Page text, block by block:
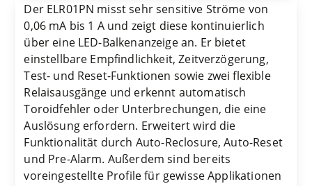
Der ELR01PN misst sehr sensitive Ströme von
0,06 mA bis 1 A und zeigt diese kontinuierlich
über eine LED-Balkenanzeige an. Er bietet
einstellbare Empfindlichkeit, Zeitverzögerung,
Test- und Reset-Funktionen sowie zwei flexible
Relaisausgänge und erkennt automatisch
Toroidfehler oder Unterbrechungen, die eine
Auslösung erfordern. Erweitert wird die
Funktionalität durch Auto-Reclosure, Auto-Reset
und Pre-Alarm. Außerdem sind bereits
voreingestellte Profile für gewisse Applikationen